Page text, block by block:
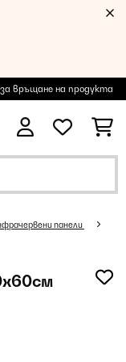
за връщане на продукта
панели